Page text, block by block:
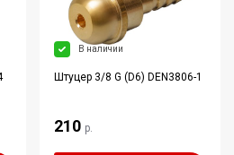
В наличии
Штуцер 3/8 G (D6) DEN3806-1
210 р.